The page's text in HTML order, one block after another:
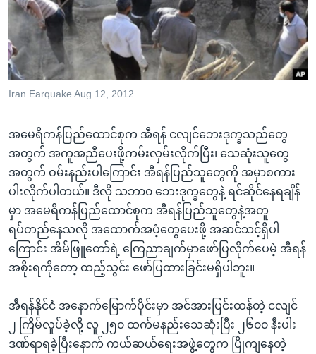
ပင်မ
ညွန်း
စာမျက်နှာ
သို့
ရန်
ရှာဖွေ
ရန်
နေရာ
သို့
ကျော်
ရန်
ရုပ်ရှင်ထဲက အင်္ဂလိပ်စာ
သုတပဒေသာ အင်္ဂလိပ်စာ
တီဗွီ
ရေဒီယို/တီဗွီအစီအစဉ်
Learning English
ဗွီအိုအေ လူမှုကွန်ယက်များ
ဘာသာစကားများ
Iran Earquake Aug 12, 2012
အမေရိကန်ပြည်ထောင်စုက အီရန် ငလျင်ဘေးဒုက္ခသည်တွေ
အတွက် အကူအညီပေးဖို့ကမ်းလှမ်းလိုက်ပြီး၊ သေဆုံးသူတွေ
အတွက် ဝမ်းနည်းပါကြောင်း အီရန်ပြည်သူတွေကို အမှာစကား
ပါးလိုက်ပါတယ်။ ဒီလို သဘာ၀ ဘေးဒုက္ခတွေနဲ့ ရင်ဆိုင်နေရချိန်
မှာ အမေရိကန်ပြည်ထောင်စုက အီရန်ပြည်သူတွေနဲ့အတူ
ရပ်တည်နေသလို အထောက်အပံ့တွေပေးဖို့ အဆင်သင့်ရှိပါ
ကြောင်း အိမ်ဖြူတော်ရဲ့ ကြေညာချက်မှာဖော်ပြလိုက်ပေမဲ့ အီရန်
အစိုးရကိုတော့ ထည့်သွင်း ဖော်ပြထားခြင်းမရှိပါဘူး။
အီရန်နိုင်ငံ အနောက်မြောက်ပိုင်းမှာ အင်အားပြင်းထန်တဲ့ ငလျင်
၂ ကြိမ်လှုပ်ခဲ့လို့ လူ ၂၅၀ ထက်မနည်းသေဆုံးပြီး ၂၆၀၀ နီးပါး
ဒဏ်ရာရခဲ့ပြီးနောက် ကယ်ဆယ်ရေးအဖွဲ့တွေက ပြိုကျနေတဲ့